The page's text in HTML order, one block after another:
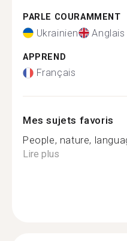
PARLE COURAMMENT
Ukrainien Anglais
APPREND
Français
Mes sujets favoris
People, nature,
Lire plus